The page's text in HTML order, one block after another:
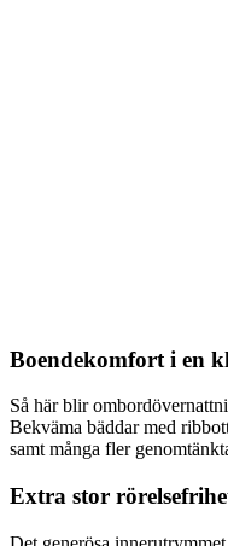
Boendekomfort i en
Så här blir
Bekväma bäddar med
samt många fler
Extra stor